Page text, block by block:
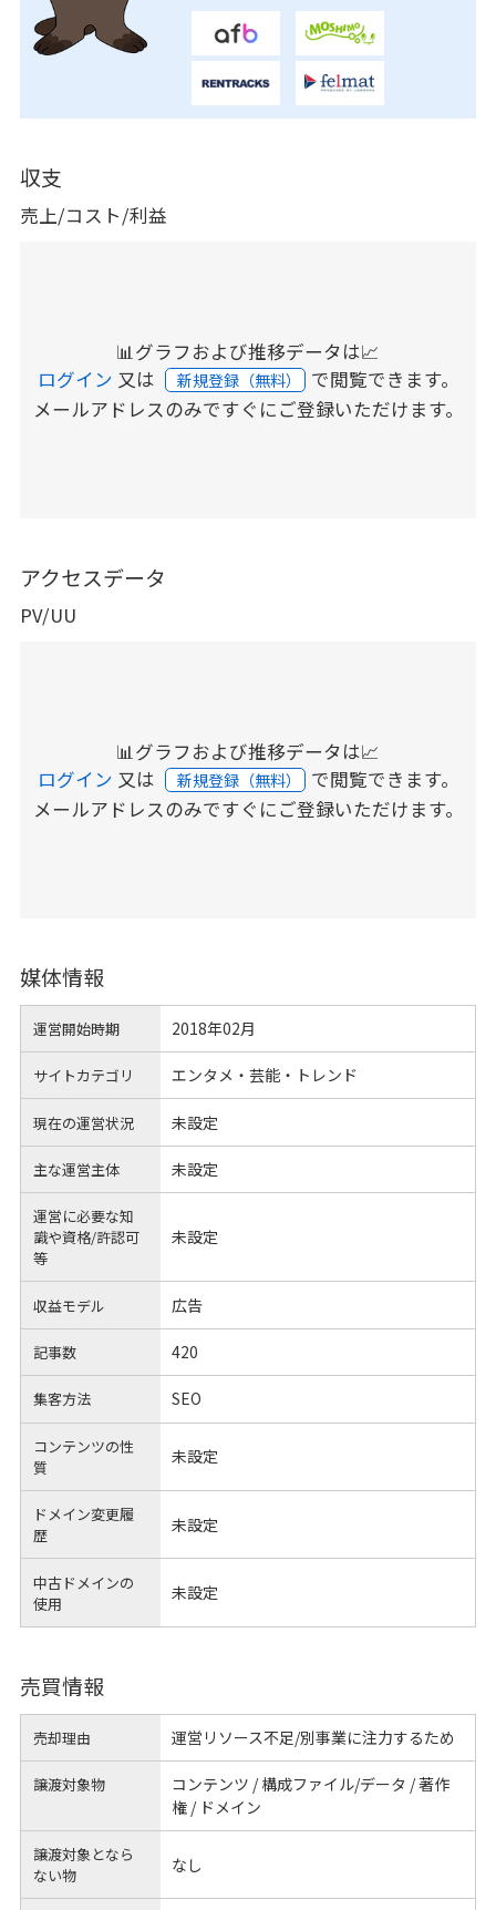
収支
売上/コスト/利益
📊グラフおよび推移データは📈
ログイン 又は 新規登録（無料） で閲覧できます。
メールアドレスのみですぐにご登録いただけます。
アクセスデータ
PV/UU
📊グラフおよび推移データは📈
ログイン 又は 新規登録（無料） で閲覧できます。
メールアドレスのみですぐにご登録いただけます。
媒体情報
運営開始時期 2018年02月
サイトカテゴリ エンタメ・芸能・トレンド
現在の運営状況 未設定
主な運営主体 未設定
運営に必要な知
識や資格/許認可
等
未設定
収益モデル 広告
記事数 420
集客方法 SEO
コンテンツの性
質
未設定
ドメイン変更履
歴
未設定
中古ドメインの
使用
未設定
売買情報
売却理由 運営リソース不足/別事業に注力するため
譲渡対象物
コンテンツ / 構成ファイル/データ / 著作
権 / ドメイン
譲渡対象となら
ない物
なし